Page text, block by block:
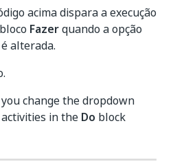
acima dispara a execução
Fazerquando a opção
alterada.
change the dropdown
in the Do block